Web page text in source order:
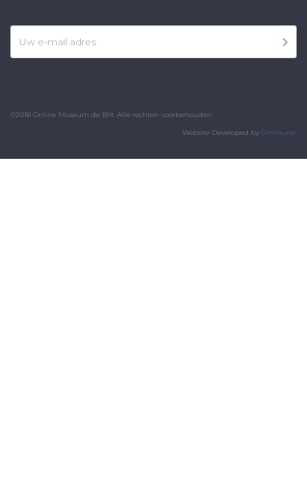
©2018 Online Museum de Bilt. Alle rechten voorbehouden.
Website Developed by Ommune